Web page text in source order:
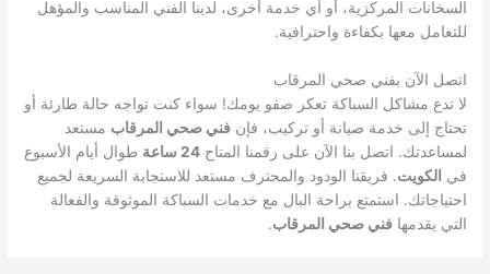
السخانات المركزية، أو أي خدمة أخرى، لدينا الفني المناسب والمؤهل
للتعامل معها بكفاءة واحترافية.
اتصل الآن بفني صحي المرقاب
لا تدع مشاكل السباكة تعكر صفو يومك! سواء كنت تواجه حالة طارئة أو
تحتاج إلى خدمة صيانة أو تركيب، فإنفني صحي المرقاب مستعد
لمساعدتك. اتصل بنا الآن على رقمنا المتاح24 ساعة
طوال أيام الأسبوع
في الكويت. فريقنا الودود والمحترف مستعد للاستجابة السريعة لجميع
احتياجاتك. استمتع براحة البال مع خدمات السباكة الموثوقة والفعالة
التي يقدمهافني صحي المرقاب.